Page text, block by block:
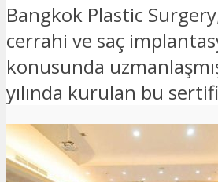
Bangkok Plastic
cerrahi ve saç
konusunda
yılında kurulan bu